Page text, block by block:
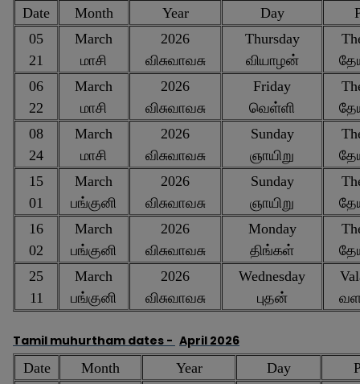
Date
Month Year Day
05
21
March
மாசி
2026
விசுவாவசு
Thursday
வியாழன்
06
22
March
மாசி
2026
விசுவாவசு
Friday
வெள்ளி
08
24
March
மாசி
2026
விசுவாவசு
Sunday
ஞாயிறு
15
01
March
பங்குனி
2026
விசுவாவசு
Sunday
ஞாயிறு
16
02
March
பங்குனி
2026
விசுவாவசு
Monday
திங்கள்
25
11
March
பங்குனி
2026
விசுவாவசு
Wednesday
புதன்
Tamil muhurtham dates - April 2026
Date
Month Year Day